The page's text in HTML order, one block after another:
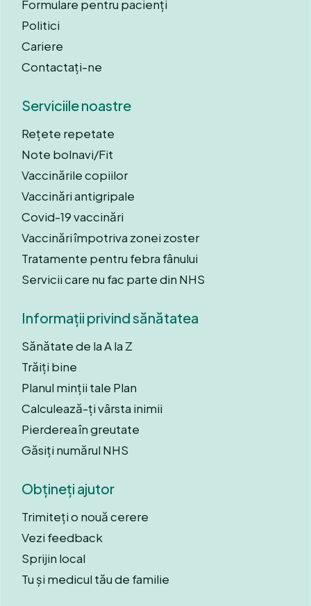
Formulare pentru pacienți
Politici
Cariere
Contactați-ne
Serviciile noastre
Rețete repetate
Note bolnavi/Fit
Vaccinările copiilor
Vaccinări antigripale
Covid-19 vaccinări
Vaccinări împotriva zonei zoster
Tratamente pentru febra fânului
Servicii care nu fac parte din NHS
Informații privind sănătatea
Sănătate de la A la Z
Trăiți bine
Planul minții tale Plan
Calculează-ți vârsta inimii
Pierderea în greutate
Găsiți numărul NHS
Obțineți ajutor
Trimiteți o nouă cerere
Vezi feedback
Sprijin local
Tu și medicul tău de familie